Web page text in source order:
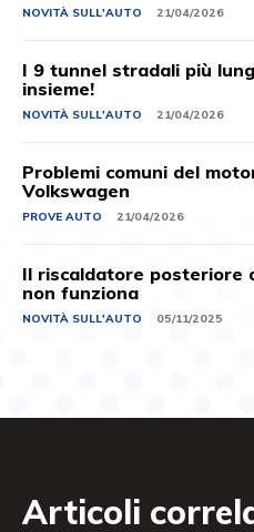
NOVITÀ SULL'AUTO 21/04/2026
I 9 tunnel stradali più
insieme!
NOVITÀ SULL'AUTO 21/04/2026
Problemi comuni del
Volkswagen
PROVE AUTO 21/04/2026
Il riscaldatore posteriore
non funziona
NOVITÀ SULL'AUTO 05/11/2025
Articoli